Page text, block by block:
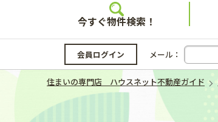
今すぐ物件検索！
会員ログイン メール：
住まいの専門店 ハウスネット不動産ガイド